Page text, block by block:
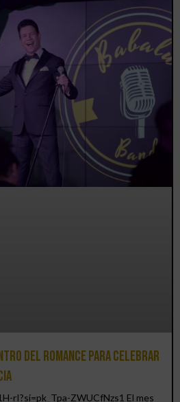
del romance para celebrar
rI?si=pk_Tpa-ZWUCfNzs1 El mes